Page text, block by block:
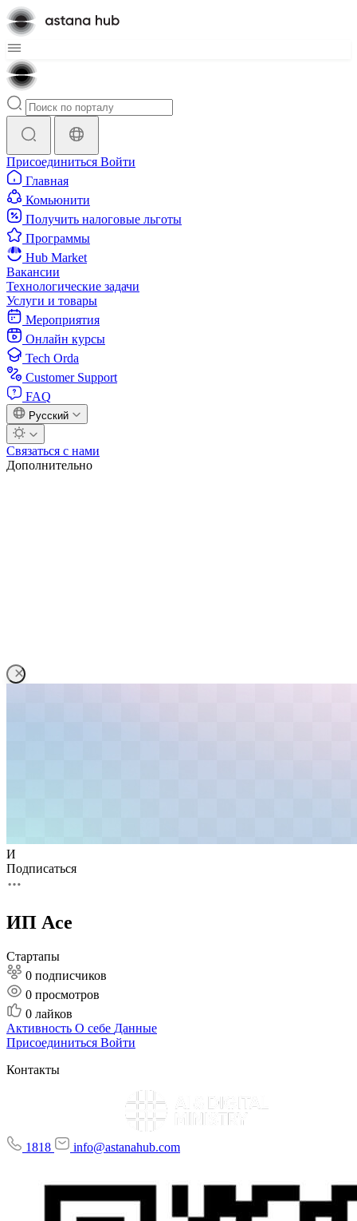
Присоединиться Войти
Главная
Комьюнити
Получить налоговые льготы
Программы
Hub Market
Вакансии
Технологические задачи
Услуги и товары
Мероприятия
Онлайн курсы
Tech Orda
Customer Support
FAQ
Русский
Связаться с нами
Дополнительно
И
Подписаться
ИП Ace
Стартапы
0 подписчиков
0 просмотров
0 лайков
Активность О себе Данные
Присоединиться Войти
Контакты
1818 info@astanahub.com